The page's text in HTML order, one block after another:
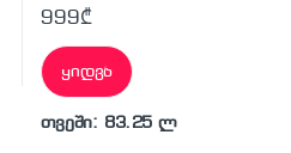
999₾
ყიდვა
თვეში: 83.25 ლ